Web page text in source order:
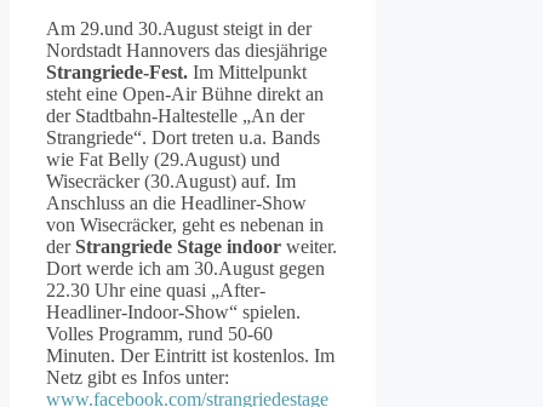
Am 29.und 30.August steigt in der
Nordstadt Hannovers das diesjährige
Strangriede-Fest. Im Mittelpunkt
steht eine Open-Air Bühne direkt an
der Stadtbahn-Haltestelle „An der
Strangriede“. Dort treten u.a. Bands
wie Fat Belly (29.August) und
Wisecräcker (30.August) auf. Im
Anschluss an die Headliner-Show
von Wisecräcker, geht es nebenan in
derStrangriede Stage indoor weiter.
Dort werde ich am 30.August gegen
22.30 Uhr eine quasi „After-
Headliner-Indoor-Show“ spielen.
Volles Programm, rund 50-60
Minuten. Der Eintritt ist kostenlos. Im
Netz gibt es Infos unter:
www.facebook.com/strangriedestage